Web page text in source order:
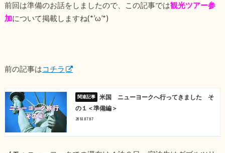
前回は準備のお話をしましたので、この記事では観光ツアー参
加について掲載しますね(*’ω’*)
前の記事はコチラ
米国 ニューヨークへ行ってきました そ
の１＜準備編＞
2018.07.07